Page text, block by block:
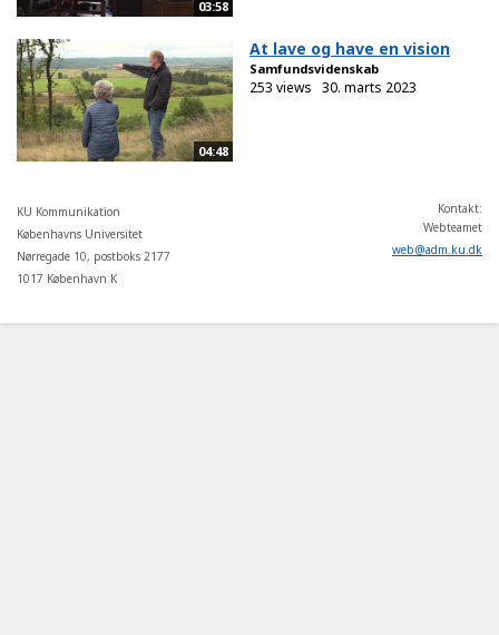
03:58
04:48
At lave og have en vision
Samfundsvidenskab
253 views 30. marts 2023
KU Kommunikation
Københavns Universitet
Nørregade 10, postboks 2177
1017 København K
Kontakt:
Webteamet
web@adm ku dk